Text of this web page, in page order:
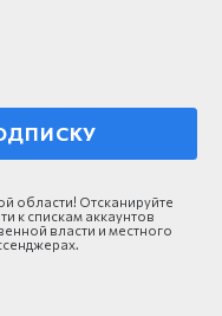
области! Отсканируйте
к спискам аккаунтов
власти и местного